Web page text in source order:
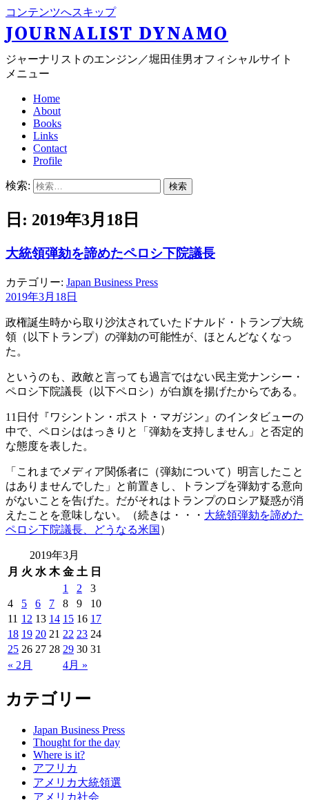
コンテンツへスキップ
JOURNALIST DYNAMO
ジャーナリストのエンジン／堀田佳男オフィシャルサイト
メニュー
Home
About
Books
Links
Contact
Profile
検索:
日: 2019年3月18日
大統領弾劾を諦めたペロシ下院議長
カテゴリー: Japan Business Press
2019年3月18日
政権誕生時から取り沙汰されていたドナルド・トランプ大統
領（以下トランプ）の弾劾の可能性が、ほとんどなくなっ
た。
というのも、政敵と言っても過言ではない民主党ナンシー・
ペロシ下院議長（以下ペロシ）が白旗を揚げたからである。
11日付『ワシントン・ポスト・マガジン』のインタビューの
中で、ペロシははっきりと「弾劾を支持しません」と否定的
な態度を表した。
「これまでメディア関係者に（弾劾について）明言したこと
はありませんでした」と前置きし、トランプを弾劾する意向
がないことを告げた。だがそれはトランプのロシア疑惑が消
えたことを意味しない。（続きは・・・ 大統領弾劾を諦めた
ペロシ下院議長、どうなる米国 ）
2019年3月
月 火 水 木 金 土 日
« 2月 4月 »
1 2
3
4
5 6 7 8 9
10
11 12 13 14 15 16 17
18 19 20 21 22 23 24
25 26 27 28 29 30 31
カテゴリー
Japan Business Press
Thought for the day
Where is it?
アフリカ
アメリカ大統領選
アメリカ社会